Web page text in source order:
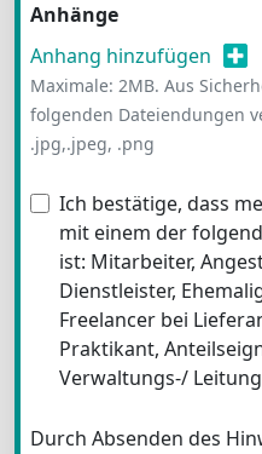
Anhänge
Anhang hinzufügen
Maximale: 2MB. Aus
folgenden Dateiendungen
.jpg,.jpeg, .png
Ich bestätige, dass
mit einem der
ist: Mitarbeiter,
Dienstleister,
Freelancer bei
Praktikant,
Verwaltungs-/
Durch Absenden des